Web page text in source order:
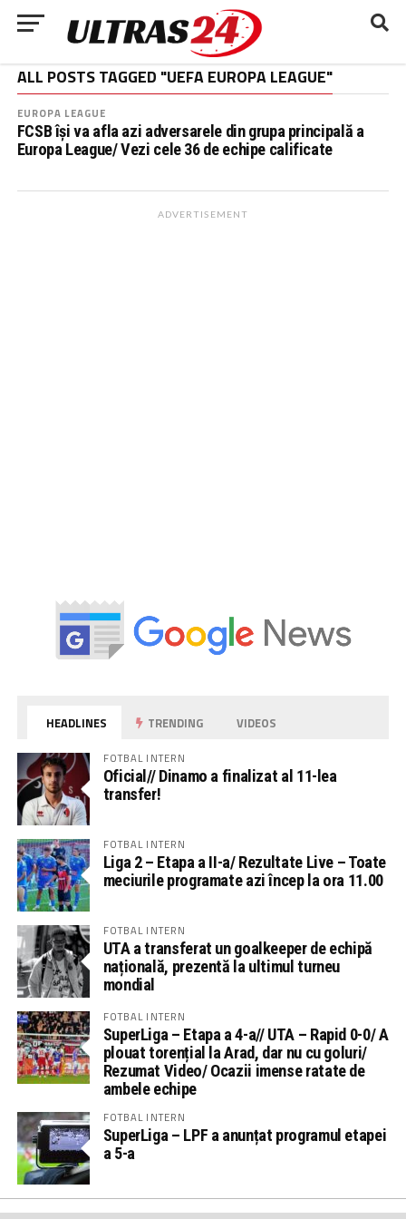
ALL POSTS TAGGED "UEFA EUROPA LEAGUE"
EUROPA LEAGUE
FCSB își va afla azi adversarele din grupa principală a
Europa League/ Vezi cele 36 de echipe calificate
ADVERTISEMENT
HEADLINES TRENDING VIDEOS
FOTBAL INTERN
Oficial// Dinamo a finalizat al 11-lea
transfer!
FOTBAL INTERN
Liga 2 – Etapa a II-a/ Rezultate Live – Toate
meciurile programate azi încep la ora 11.00
FOTBAL INTERN
UTA a transferat un goalkeeper de echipă
națională, prezentă la ultimul turneu
mondial
FOTBAL INTERN
SuperLiga – Etapa a 4-a// UTA – Rapid 0-0/ A
plouat torențial la Arad, dar nu cu goluri/
Rezumat Video/ Ocazii imense ratate de
ambele echipe
FOTBAL INTERN
SuperLiga – LPF a anunțat programul etapei
a 5-a